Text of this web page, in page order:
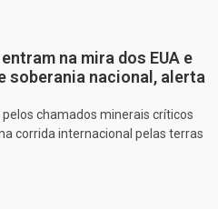
na mira dos EUA e
soberania nacional, alerta
chamados minerais críticos
corrida internacional pelas terras